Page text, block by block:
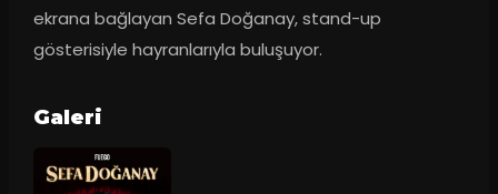
ekrana bağlayan Sefa Doğanay, stand-up
gösterisiyle hayranlarıyla buluşuyor.
Galeri